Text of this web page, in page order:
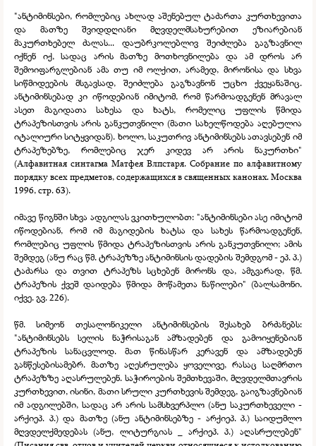
"ანტიმინსები, რომლებიც ახლად აშენებულ ტაძართა კურთხევითა
და მათზე შვიდდღიანი მღვდელმსახურებით ეზიარებიან
მაკურთხებელ ძალას... დაუბრკოლებლივ შეიძლება გაგზავნილ
იქნენ იქ, სადაც არის მათზე მოთხოვნილება და ამ დროს არ
შემოიფარგლებიან ამა თუ იმ ოლქით, არამედ, მირონისა და სხვა
სიწმიდეების მსგავსად, შეიძლება გაგზავნონ უცხო ქვეყანაშიც.
ანტიმინსებად კი იწოდებიან იმიტომ, რომ წარმოადგენენ მრავალ
ასეთ მაგიდათა სახესა და ხატს, რომელიც უფლის წმიდა
ტრაპეზისთვის არის განკუთვნილი (მათი სახელწოდება აღებულია
იტალიური სიტყვიდან). ხოლო, საკუთრივ ანტიმინსებს ათავსებენ იმ
ტრაპეზებზე, რომლებიც ჯერ კიდევ არ არის ნაკურთხი"
(Алфавитная синтагма Матфея Влпстаря. Собрание по алфавитному
порядку всех предметов, содержащихся в священных канонах. Москва
1996, стр. 63).
იმავე წიგნში სხვა ადგილას ვკითხულობთ: "ანტიმინსები ასე იმიტომ
იწოდებიან, რომ იმ მაგიდების ხატსა და სახეს წარმოადგენენ,
რომლებიც უფლის წმიდა ტრაპეზისთვის არის განკუთვნილი; ამის
შემდეგ (ანუ რაც წმ. ტრაპეზზე ანტიმინსის დადების შემდგომ -ეპ. პ.)
ტაძარსა და თვით ტრაპეზს სცხებენ მირონს და, ამგვარად, წმ.
ტრაპეზის ქვეშ დაიდება წმიდა მოწამეთა ნაწილები" (ბალსამონი.
იქვე. გვ. 226).
წმ. სიმეონ თესალონიკელი ანტიმინსების შესახებ ბრძანებს:
"ანტიმინსებს სელის ნაჭრისაგან ამზადებენ და გამოიყენებიან
ტრაპეზის სანაცვლოდ. მათ წინასწარ კერავენ და ამზადებენ
განწესებისამებრ. მათზე აღესრულება ყოველივე, რასაც საღმრთო
ტრაპეზზე აღასრულებენ. საჭიროების შემთხევაში, მღვდელმთავრის
კურთხევით, ისინი, მათი სრული კურთხევის შემდეგ, გაიგზავნებიან
იმ ადგილებში, სადაც არ არის სამსხვერპლო (ანუ საკურთხეველი -
არქიეპ. პ.) და მათზე (ანუ ანტიმინსებზე - არქიეპ. პ.) საიდუმლო
მღვდელქმედებას (ანუ, ლიტურგიას _ არქიეპ. პ.) აღასრულებენ"